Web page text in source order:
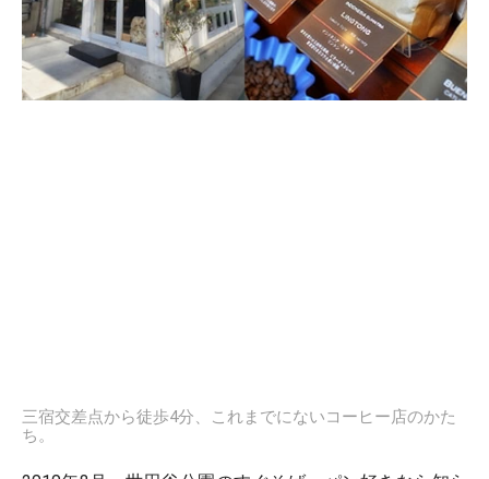
三宿交差点から徒歩4分、これまでにないコーヒー店のかた
ち。